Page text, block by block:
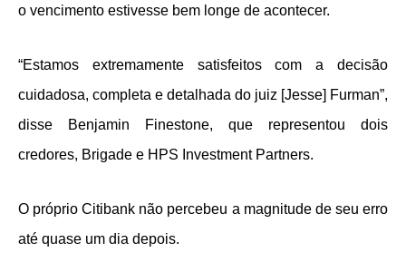
o vencimento estivesse bem longe de acontecer.
“Estamos extremamente satisfeitos com a decisão
cuidadosa, completa e detalhada do juiz [Jesse] Furman”,
disse Benjamin Finestone, que representou dois
credores, Brigade e HPS Investment Partners.
O próprio Citibank não percebeu a magnitude de seu erro
até quase um dia depois.